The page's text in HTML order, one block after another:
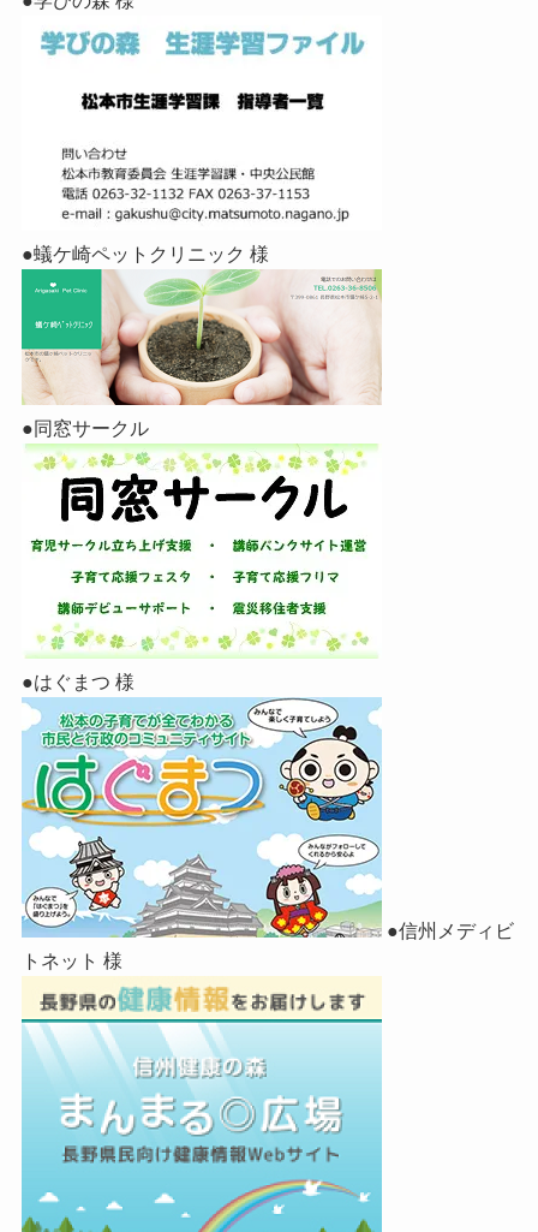
●蟻ケ崎ペットクリニック 様
●同窓サークル
●はぐまつ 様
●信州メディビ
トネット 様